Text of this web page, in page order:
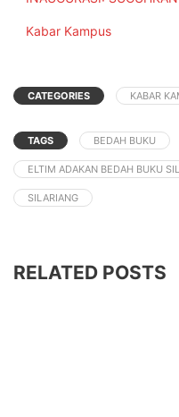
In relation to
Kabar Kampus
CATEGORIES KABAR
TAGS BEDAH BUKU
ELTIM ADAKAN BEDAH BUKU
SILARIANG
RELATED POSTS